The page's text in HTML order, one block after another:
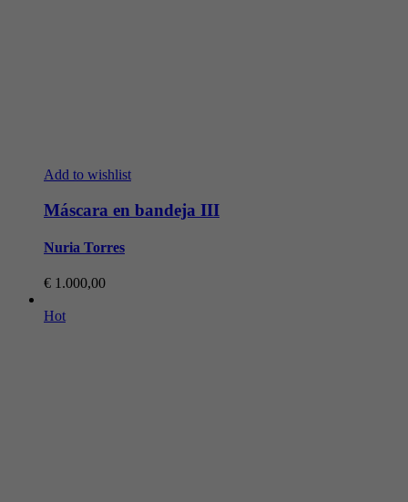
Add to wishlist
Máscara en bandeja III
Nuria Torres
€ 1.000,00
Hot